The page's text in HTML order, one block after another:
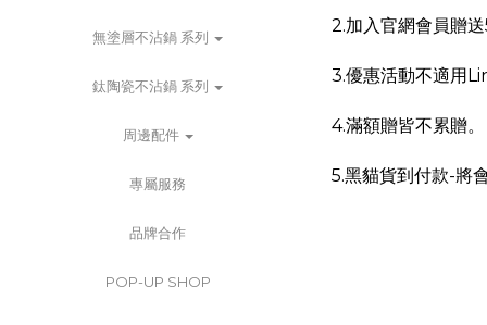
無塗層不沾鍋 系列
鈦陶瓷不沾鍋 系列
周邊配件
專屬服務
品牌合作
POP-UP SHOP
2.加入官網會員贈
3.優惠活動不適用
4.滿額贈皆不累贈。
5.黑貓貨到付款-將